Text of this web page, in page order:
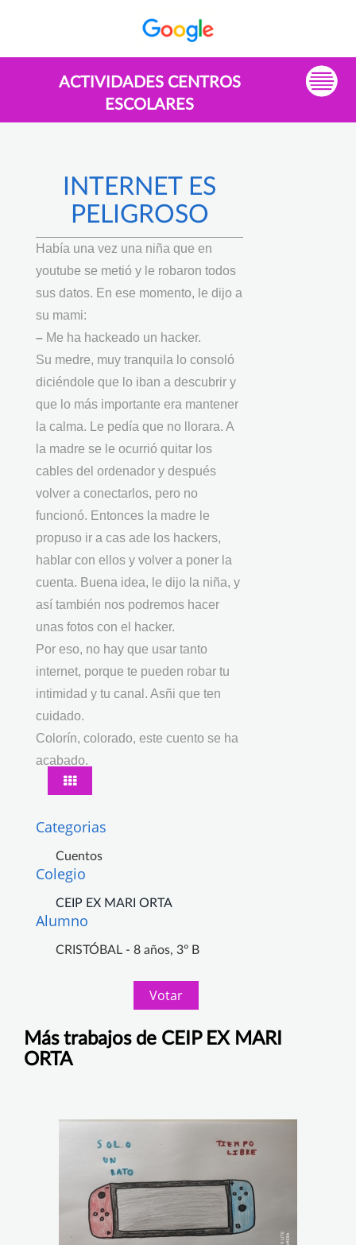
ACTIVIDADES CENTROS
ESCOLARES
INTERNET ES
PELIGROSO
Había una vez una niña que en
youtube se metió y le robaron todos
sus datos. En ese momento, le dijo a
su mami:
– Me ha hackeado un hacker.
Su medre, muy tranquila lo consoló
diciéndole que lo iban a descubrir y
que lo más importante era mantener
la calma. Le pedía que no llorara. A
la madre se le ocurrió quitar los
cables del ordenador y después
volver a conectarlos, pero no
funcionó. Entonces la madre le
propuso ir a cas ade los hackers,
hablar con ellos y volver a poner la
cuenta. Buena idea, le dijo la niña, y
así también nos podremos hacer
unas fotos con el hacker.
Por eso, no hay que usar tanto
internet, porque te pueden robar tu
intimidad y tu canal. Asñi que ten
cuidado.
Colorín, colorado, este cuento se ha
acabado.
Categorias
Cuentos
Colegio
CEIP EX MARI ORTA
Alumno
CRISTÓBAL - 8 años, 3º B
Votar
Más trabajos de CEIP EX MARI
ORTA